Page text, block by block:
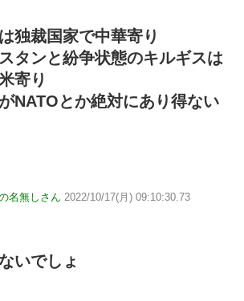
独裁国家で中華寄り
タンと紛争状態のキルギスは
寄り
NATOとか絶対にあり得ない
名無しさん 2022/10/17(月) 09:10:30.73
いでしょ